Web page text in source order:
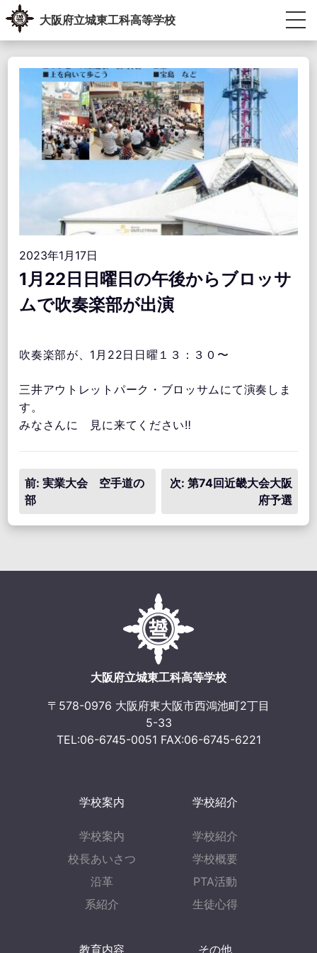
Skip
to
content
大阪府立城東工科高等学校
学校紹介
教育内容
学校生活
進路指導
学校運営協議会・学校教育自己診断・学校経営計画
アクセス情報
お問い合わせ
2023年1月17日
1月22日日曜日の午後からブロッサ
ムで吹奏楽部が出演
吹奏楽部が、1月22日日曜１３：３０〜
三井アウトレットパーク・ブロッサムにて演奏しま
す。
みなさんに 見に来てください‼
投
稿
ナ
前: 実業大会 空手道の
部
次: 第74回近畿大会大阪
府予選
大阪府立城東工科高等学校
〒578-0976 大阪府東大阪市西鴻池町2丁目
5-33
TEL:06-6745-0051 FAX:06-6745-6221
学校案内
学校案内
校長あいさつ
沿革
系紹介
学校紹介
学校紹介
学校概要
PTA活動
生徒心得
教育内容 その他